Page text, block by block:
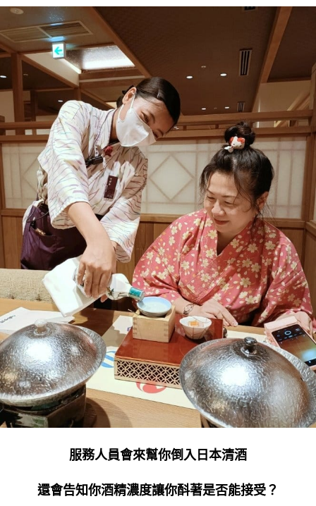
服務人員會來幫你倒入日本清酒
還會告知你酒精濃度讓你酙著是否能接受？